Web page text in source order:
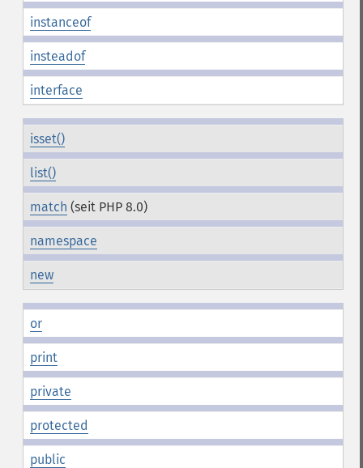
instanceof
insteadof
interface
isset()
list()
match (seit PHP 8.0)
namespace
new
or
print
private
protected
public